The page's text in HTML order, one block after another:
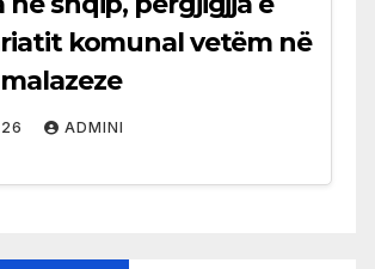
komunal vetëm në
ADMINI